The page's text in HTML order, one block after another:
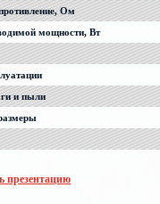
Ом
мощности, Вт
и пыли
презентацию